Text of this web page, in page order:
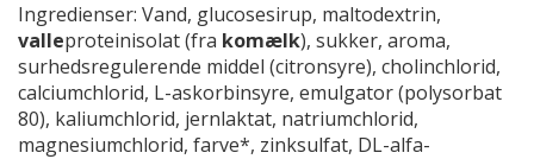
Ingredienser: Vand, glucosesirup, maltodextrin,
valleproteinisolat (fra komælk), sukker, aroma,
surhedsregulerende middel (citronsyre), cholinchlorid,
calciumchlorid, L-askorbinsyre, emulgator (polysorbat
80), kaliumchlorid, jernlaktat, natriumchlorid,
magnesiumchlorid, farve*, zinksulfat, DL-alfa-